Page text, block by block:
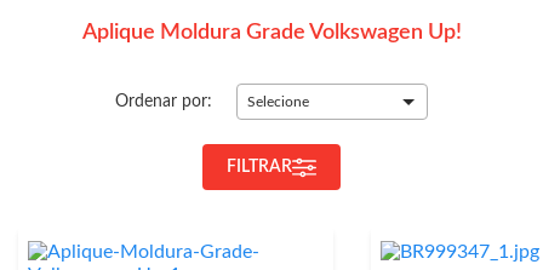
Aplique Moldura Grade Volkswagen Up!
Ordenar por: Selecione
FILTRAR